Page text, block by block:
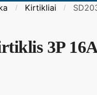
/ Kirtikliai /
3P